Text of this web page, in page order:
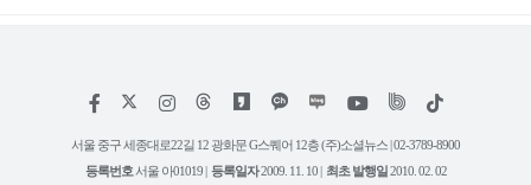
페
스
북
인
타
그
램
위
트
리
유
틱
서울 중구 세종대로22길 12 광화문 G스퀘어 12층 (주)소셜뉴스 | 02-3789-8900
등록번호 서울 아01019 | 등록일자2009. 11. 10 | 최초 발행일2010. 02. 02